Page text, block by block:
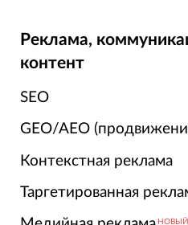
Реклама,
контент
SEO
GEO/AEO
Контекстная реклама
Таргетированная
НОВЫЙ